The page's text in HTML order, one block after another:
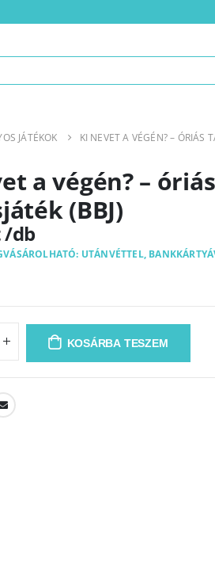
JÁTÉKOK KI NEVET A VÉGÉN? – ÓRIÁS
a végén? – óriás
(BBJ)
UTÁNVÉTTEL,
KOSÁRBA TESZEM